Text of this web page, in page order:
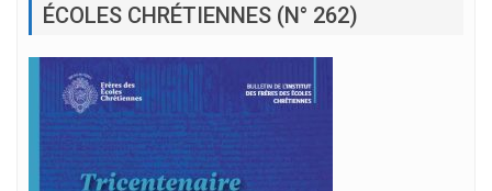
ÉCOLES CHRÉTIENNES (N° 262)